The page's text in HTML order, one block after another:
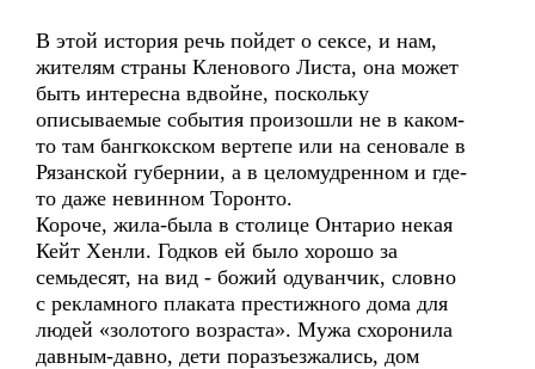
В этой история речь пойдет о сексе, и нам,
жителям страны Кленового Листа, она может
быть интересна вдвойне, поскольку
описываемые события произошли не в каком-
то там бангкокском вертепе или на сеновале в
Рязанской губернии, а в целомудренном и где-
то даже невинном Торонто.
Короче, жила-была в столице Онтарио некая
Кейт Хенли. Годков ей было хорошо за
семьдесят, на вид - божий одуванчик, словно
с рекламного плаката престижного дома для
людей «золотого возраста». Мужа схоронила
давным-давно, дети поразъезжались, дом